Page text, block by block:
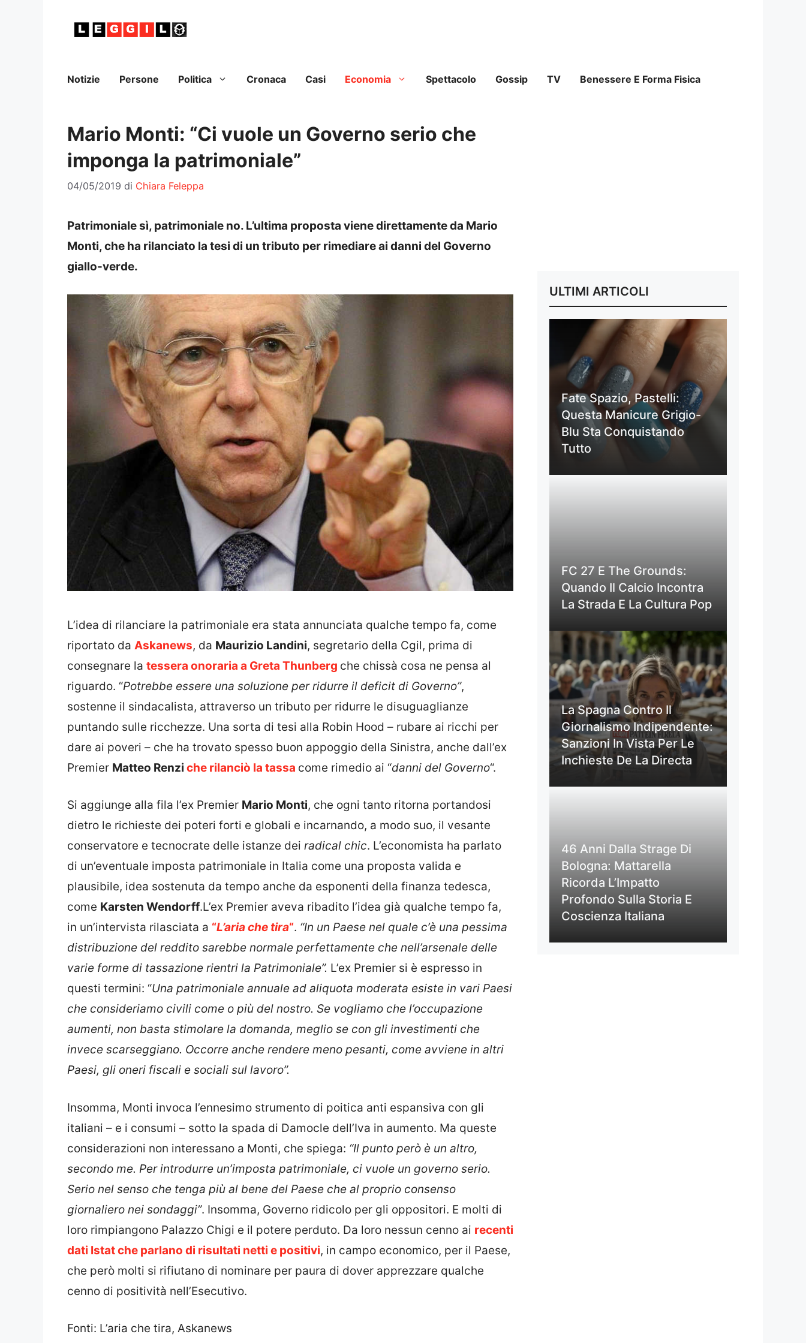
Notizie Persone Politica Cronaca Casi Economia Spettacolo Gossip TV Benessere E Forma Fisica
Mario Monti: “Ci vuole un Governo serio che
imponga la patrimoniale”
04/05/2019 di Chiara Feleppa
Patrimoniale sì, patrimoniale no. L’ultima proposta viene direttamente da Mario
Monti, che ha rilanciato la tesi di un tributo per rimediare ai danni del Governo
giallo-verde.
L’idea di rilanciare la patrimoniale era stata annunciata qualche tempo fa, come
riportato da Askanews, da Maurizio Landini, segretario della Cgil, prima di
consegnare la tessera onoraria a Greta Thunberg che chissà cosa ne pensa al
riguardo. “Potrebbe essere una soluzione per ridurre il deficit di Governo”,
sostenne il sindacalista, attraverso un tributo per ridurre le disuguaglianze
puntando sulle ricchezze. Una sorta di tesi alla Robin Hood – rubare ai ricchi per
dare ai poveri – che ha trovato spesso buon appoggio della Sinistra, anche dall’ex
Premier Matteo Renzi che rilanciò la tassa come rimedio ai “danni del Governo“.
Si aggiunge alla fila l’ex Premier Mario Monti, che ogni tanto ritorna portandosi
dietro le richieste dei poteri forti e globali e incarnando, a modo suo, il vesante
conservatore e tecnocrate delle istanze dei radical chic. L’economista ha parlato
di un’eventuale imposta patrimoniale in Italia come una proposta valida e
plausibile, idea sostenuta da tempo anche da esponenti della finanza tedesca,
come Karsten Wendorff.L’ex Premier aveva ribadito l’idea già qualche tempo fa,
in un’intervista rilasciata a “L’aria che tira“. “In un Paese nel quale c’è una pessima
distribuzione del reddito sarebbe normale perfettamente che nell’arsenale delle
varie forme di tassazione rientri la Patrimoniale”. L’ex Premier si è espresso in
questi termini: “Una patrimoniale annuale ad aliquota moderata esiste in vari Paesi
che consideriamo civili come o più del nostro. Se vogliamo che l’occupazione
aumenti, non basta stimolare la domanda, meglio se con gli investimenti che
invece scarseggiano. Occorre anche rendere meno pesanti, come avviene in altri
Paesi, gli oneri fiscali e sociali sul lavoro”.
Insomma, Monti invoca l’ennesimo strumento di poitica anti espansiva con gli
italiani – e i consumi – sotto la spada di Damocle dell’Iva in aumento. Ma queste
considerazioni non interessano a Monti, che spiega: “Il punto però è un altro,
secondo me. Per introdurre un’imposta patrimoniale, ci vuole un governo serio.
Serio nel senso che tenga più al bene del Paese che al proprio consenso
giornaliero nei sondaggi”. Insomma, Governo ridicolo per gli oppositori. E molti di
loro rimpiangono Palazzo Chigi e il potere perduto. Da loro nessun cenno ai recenti
dati Istat che parlano di risultati netti e positivi, in campo economico, per il Paese,
che però molti si rifiutano di nominare per paura di dover apprezzare qualche
cenno di positività nell’Esecutivo.
Fonti: L’aria che tira, Askanews
ULTIMI ARTICOLI
Fate Spazio, Pastelli:
Questa Manicure Grigio-
Blu Sta Conquistando
Tutto
FC 27 E The Grounds:
Quando Il Calcio Incontra
La Strada E La Cultura Pop
La Spagna Contro Il
Giornalismo Indipendente:
Sanzioni In Vista Per Le
Inchieste De La Directa
46 Anni Dalla Strage Di
Bologna: Mattarella
Ricorda L’Impatto
Profondo Sulla Storia E
Coscienza Italiana